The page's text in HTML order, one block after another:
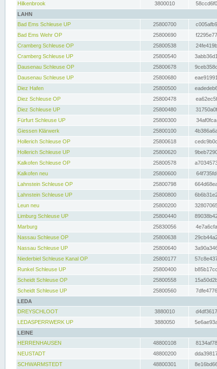
Hilkenbrook
3800010
LAHN
Bad Ems Schleuse UP
25800700
Bad Ems Wehr OP
25800690
Cramberg Schleuse OP
25800538
Cramberg Schleuse UP
25800540
Dausenau Schleuse OP
25800678
Dausenau Schleuse UP
25800680
Diez Hafen
25800500
Diez Schleuse OP
25800478
Diez Schleuse UP
25800480
Fürfurt Schleuse UP
25800300
Giessen Klärwerk
25800100
Hollerich Schleuse OP
25800618
Hollerich Schleuse UP
25800620
Kalkofen Schleuse OP
25800578
Kalkofen neu
25800600
Lahnstein Schleuse OP
25800798
Lahnstein Schleuse UP
25800800
Leun neu
25800200
Limburg Schleuse UP
25800440
Marburg
25830056
Nassau Schleuse OP
25800638
Nassau Schleuse UP
25800640
Niederbiel Schleuse Kanal OP
25800177
Runkel Schleuse UP
25800400
Scheidt Schleuse OP
25800558
Scheidt Schleuse UP
25800560
LEDA
DREYSCHLOOT
3880010
LEDASPERRWERK UP
3880050
LEINE
HERRENHAUSEN
48800108
NEUSTADT
48800200
SCHWARMSTEDT
48800301